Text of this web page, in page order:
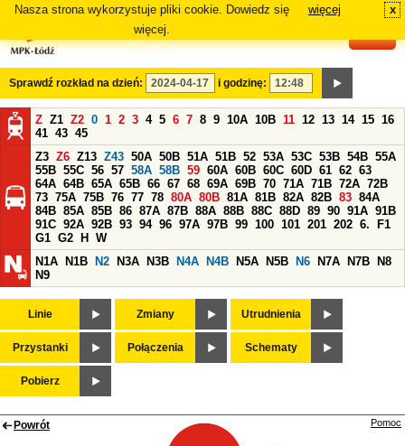
Nasza strona wykorzystuje pliki cookie. Dowiedz się
więcej.
więcej x
Sprawdź rozkład na dzień: i godzinę:
Z Z1 Z2 0 1 2 3 4 5 6 7 8 9 10A 10B 11 12 13 14 15 16
41 43 45
Z3 Z6 Z13 Z43 50A 50B 51A 51B 52 53A 53C 53B 54B 55A
55B 55C 56 57 58A 58B 59 60A 60B 60C 60D 61 62 63
64A 64B 65A 65B 66 67 68 69A 69B 70 71A 71B 72A 72B
73 75A 75B 76 77 78 80A 80B 81A 81B 82A 82B 83 84A
84B 85A 85B 86 87A 87B 88A 88B 88C 88D 89 90 91A 91B
91C 92A 92B 93 94 96 97A 97B 99 100 101 201 202 6.
F1
G1 G2 H
W
N1A
N1B N2 N3A N3B N4A N4B N5A N5B N6 N7A N7B
N8
N9
Linie Zmiany Utrudnienia
Przystanki Połączenia Schematy
Pobierz
Powrót Pomoc